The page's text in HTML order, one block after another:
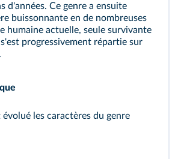
d'années. Ce genre a ensuite
buissonnante en de nombreuses
humaine actuelle, seule survivante
s'est progressivement répartie sur
les caractères du genre